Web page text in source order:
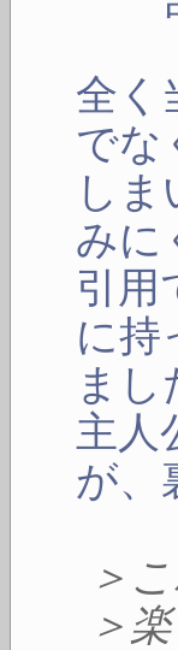
全く
でな
し
み
引用
に持
まし
主人
が、
＞
＞